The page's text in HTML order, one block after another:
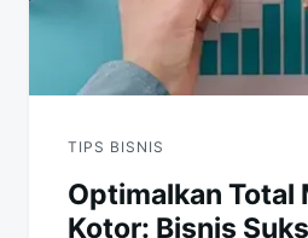
TIPS BISNIS
Optimalkan Total
Kotor: Bisnis